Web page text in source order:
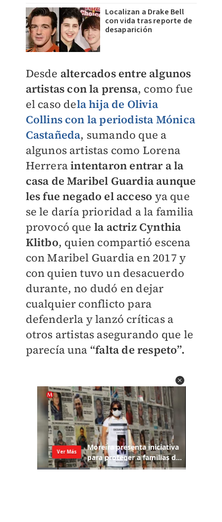
Localizan a Drake Bell
con vida tras reporte de
desaparición
Desde altercados entre algunos
artistas con la prensa, como fue
el caso dela hija de Olivia
Collins con la periodista Mónica
Castañeda, sumando que a
algunos artistas como Lorena
Herreraintentaron entrar a la
casa de Maribel Guardia aunque
les fue negado el acceso ya que
se le daría prioridad a la familia
provocó que la actriz Cynthia
Klitbo, quien compartió escena
con Maribel Guardia en 2017 y
con quien tuvo un desacuerdo
durante, no dudó en dejar
cualquier conflicto para
defenderla y lanzó críticas a
otros artistas asegurando que le
parecía una “falta de respeto”.